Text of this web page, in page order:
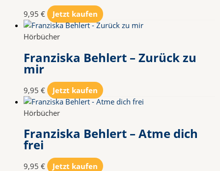
9,95 € Jetzt kaufen
Hörbücher
Franziska Behlert – Zurück zu
mir
9,95 € Jetzt kaufen
Hörbücher
Franziska Behlert – Atme dich
frei
9,95 € Jetzt kaufen